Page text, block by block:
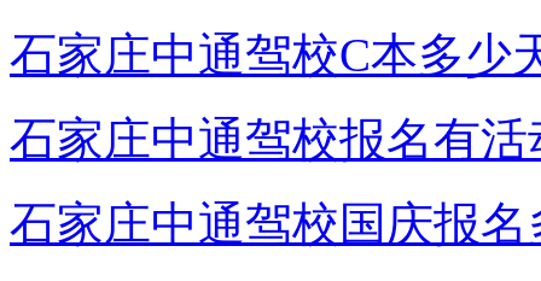
石家庄中通驾校C本多少
石家庄中通驾校报名有活
石家庄中通驾校国庆报名